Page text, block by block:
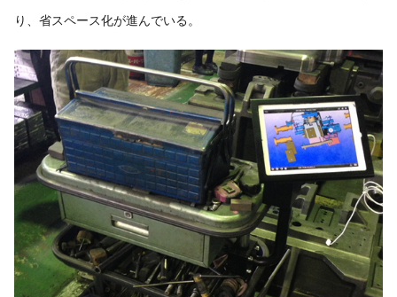
り、省スペース化が進んでいる。